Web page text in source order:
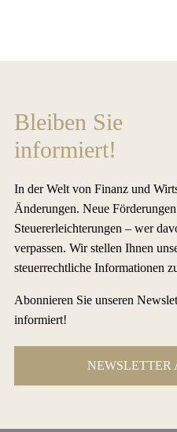
Bleiben Sie
informiert!
In der Welt von Finanz und
Änderungen. Neue
Steuererleichterungen – wer
verpassen. Wir stellen Ihnen
steuerrechtliche Informationen
Abonnieren Sie unseren
informiert!
NEWSLETTER